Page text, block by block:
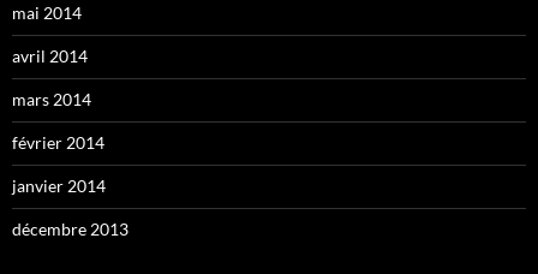
mai 2014
avril 2014
mars 2014
février 2014
janvier 2014
décembre 2013